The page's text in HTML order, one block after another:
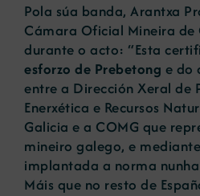
Pola súa banda, Arantxa
Cámara Oficial Mineira
durante o acto: “Esta
esforzo de Prebetong e do
entre a Dirección Xeral de
Enerxética e Recursos
Galicia e a COMG que
mineiro galego, e
implantada a norma
Máis que no resto de